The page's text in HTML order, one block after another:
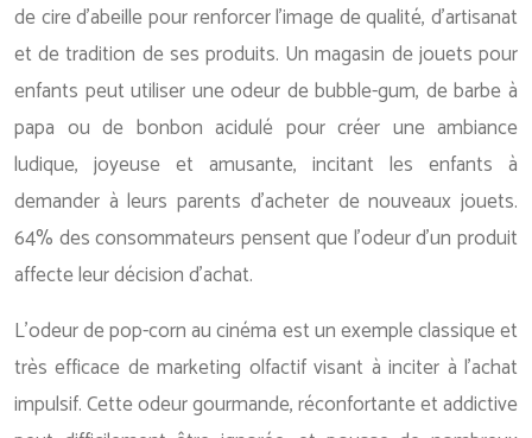
de cire d’abeille pour renforcer l’image de qualité, d’artisanat
et de tradition de ses produits. Un magasin de jouets pour
enfants peut utiliser une odeur de bubble-gum, de barbe à
papa ou de bonbon acidulé pour créer une ambiance
ludique, joyeuse et amusante, incitant les enfants à
demander à leurs parents d’acheter de nouveaux jouets.
64% des consommateurs pensent que l’odeur d’un produit
affecte leur décision d’achat.
L’odeur de pop-corn au cinéma est un exemple classique et
très efficace de marketing olfactif visant à inciter à l’achat
impulsif. Cette odeur gourmande, réconfortante et addictive